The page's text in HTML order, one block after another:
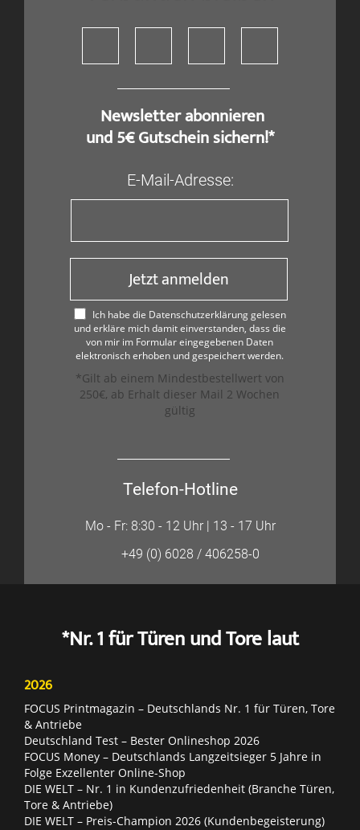
​ Newsletter abonnieren
und 5€ Gutschein sichern!*
E-Mail-Adresse:
Jetzt anmelden
Ich habe die Datenschutzerklärung gelesen
und erkläre mich damit einverstanden, dass die
von mir im Formular eingegebenen Daten
elektronisch erhoben und gespeichert werden.
*Gilt ab einem Mindestbestellwert von
250€, ab Erhalt dieser Mail 2 Wochen
gültig
Telefon-Hotline
Mo - Fr: 8:30 - 12 Uhr | 13 - 17 Uhr
+49 (0) 6028 / 406258-0
*Nr. 1 für Türen und Tore laut
2026
FOCUS Printmagazin – Deutschlands Nr. 1 für Türen, Tore
& Antriebe
Deutschland Test – Bester Onlineshop 2026
FOCUS Money – Deutschlands Langzeitsieger 5 Jahre in
Folge Exzellenter Online-Shop
DIE WELT – Nr. 1 in Kundenzufriedenheit (Branche Türen,
Tore & Antriebe)
DIE WELT – Preis-Champion 2026 (Kundenbegeisterung)